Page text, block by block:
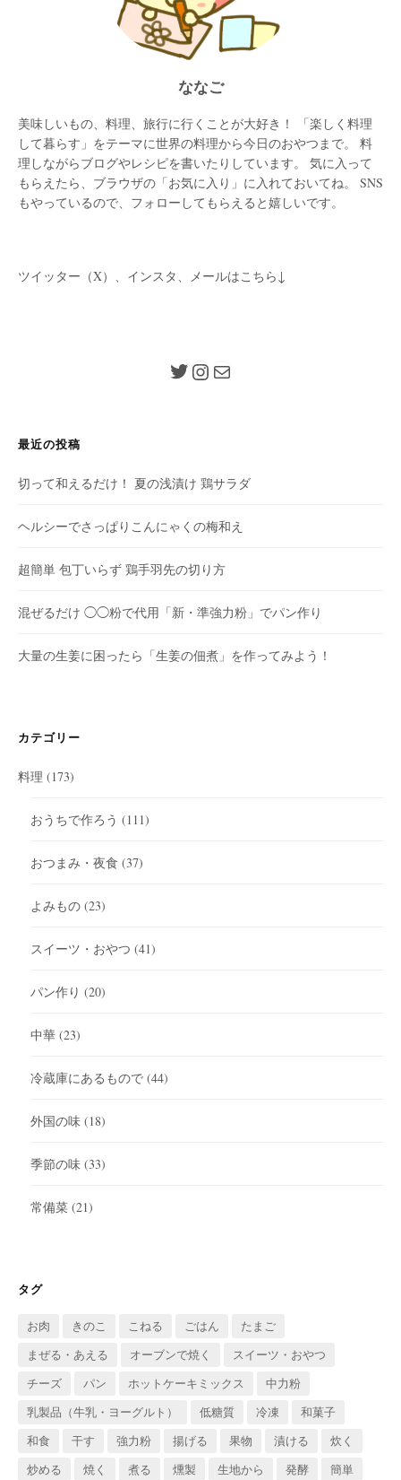
ななご
美味しいもの、料理、旅行に行くことが大好き！ 「楽しく料理
して暮らす」をテーマに世界の料理から今日のおやつまで。 料
理しながらブログやレシピを書いたりしています。 気に入って
もらえたら、ブラウザの「お気に入り」に入れておいてね。 SNS
もやっているので、フォローしてもらえると嬉しいです。
ツイッター（X）、インスタ、メールはこちら↓
Twitter
Instagram
メール
最近の投稿
切って和えるだけ！ 夏の浅漬け 鶏サラダ
ヘルシーでさっぱりこんにゃくの梅和え
超簡単 包丁いらず 鶏手羽先の切り方
混ぜるだけ ◯◯粉で代用「新・準強力粉」でパン作り
大量の生姜に困ったら「生姜の佃煮」を作ってみよう！
カテゴリー
料理 (173)
おうちで作ろう (111)
おつまみ・夜食 (37)
よみもの (23)
スイーツ・おやつ (41)
パン作り (20)
中華 (23)
冷蔵庫にあるもので (44)
外国の味 (18)
季節の味 (33)
常備菜 (21)
タグ
お肉 きのこ こねる ごはん
たまご
まぜる・あえる
オーブンで焼く
スイーツ・おやつ
チーズ
パン ホットケーキミックス
中力粉
乳製品（牛乳・ヨーグルト）
低糖質 冷凍
和菓子
和食
干す 強力粉 揚げる 果物 漬ける
炊く
炒める
焼く 煮る 燻製 生地から 発酵
簡単